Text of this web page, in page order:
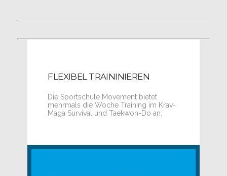
FLEXIBEL TRAININIEREN
Die Sportschule Movement bietet
mehrmals die Woche Training im Krav-
Maga Survival und Taekwon-Do an.